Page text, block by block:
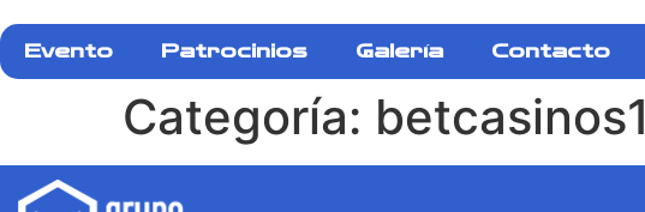
Evento Patrocinios Galería Contacto
Categoría: betcasinos1